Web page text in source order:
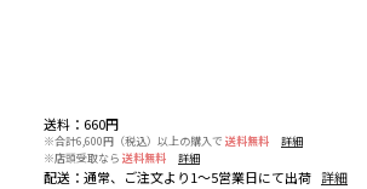
送料 ： 660円
※合計6,600円（税込）以上の購入で 送料無料
詳細
※店頭受取なら 送料無料 詳細
配送 ： 通常、ご注文より1～5営業日にて出荷 詳細